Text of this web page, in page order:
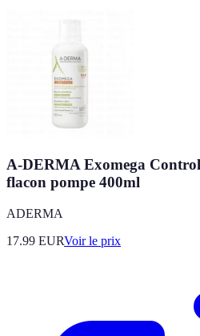
A-DERMA Exomega
flacon pompe 400ml
ADERMA
17.99 EURVoir le prix